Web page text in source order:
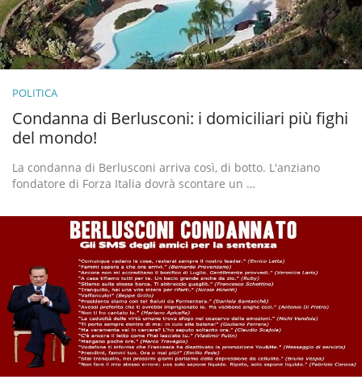
POLITICA
Condanna di Berlusconi: i domiciliari più fighi
del mondo!
La condanna di Berlusconi arriva così, di botto. L'anziano
fondatore di Forza Italia dovrà scontare un …